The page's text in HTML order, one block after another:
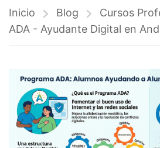
Inicio Blog
Cursos
ADA - Ayudante Digital en